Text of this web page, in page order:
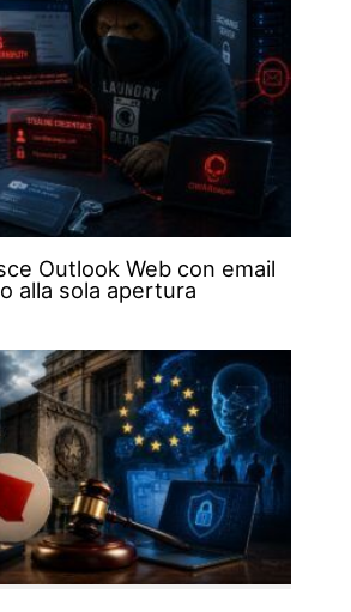
Outlook Web con email
alla sola apertura